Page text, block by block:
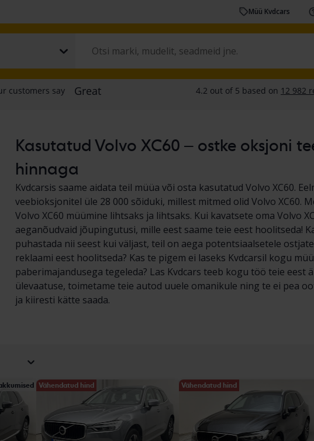
Müü Kvdcars
Kasutatud Volvo XC60 – ostke oksjoni
hinnaga
Kvdcarsis saame aidata teil müüa või osta kasutatud Volvo XC60.
veebioksjonitel üle 28 000 sõiduki, millest mitmed olid Volvo XC60.
Volvo XC60 müümine lihtsaks ja lihtsaks. Kui kavatsete oma Volvo
aeganõudvaid jõupingutusi, mille eest saame teie eest hoolitseda!
puhastada nii seest kui väljast, teil on aega potentsiaalsetele
reklaami eest hoolitseda? Kas te pigem ei laseks Kvdcarsil kogu
paberimajandusega tegeleda? Las Kvdcars teeb kogu töö teie eest
ülevaatuse, toimetame teie autod uuele omanikule ning te ei pea
ja kiiresti kätte saada.
Vähendatud hind Vähendatud hind